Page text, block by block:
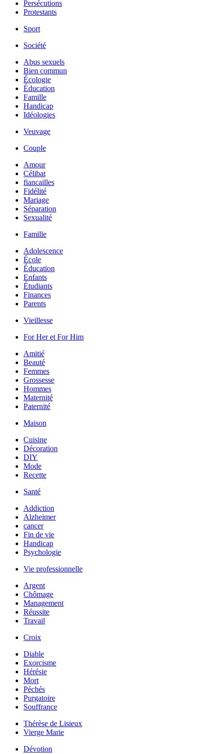
Persécutions
Protestants
Sport
Société
Abus sexuels
Bien commun
Écologie
Éducation
Famille
Handicap
Idéologies
Veuvage
Couple
Amour
Célibat
fiancailles
Fidélité
Mariage
Séparation
Sexualité
Famille
Adolescence
École
Éducation
Enfants
Étudiants
Finances
Parents
Vieillesse
For Her et For Him
Amitié
Beauté
Femmes
Grossesse
Hommes
Maternité
Paternité
Maison
Cuisine
Décoration
DIY
Mode
Recette
Santé
Addiction
Alzheimer
cancer
Fin de vie
Handicap
Psychologie
Vie professionnelle
Argent
Chômage
Management
Réussite
Travail
Croix
Diable
Exorcisme
Hérésie
Mort
Péchés
Purgatoire
Souffrance
Thérèse de Lisieux
Vierge Marie
Dévotion